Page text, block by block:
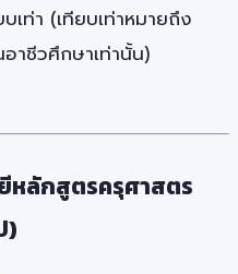
ท่า (เทียบเท่าหมายถึง
าชีวศึกษาเท่านั้น)
หลักสูตรครุศาสตร
)